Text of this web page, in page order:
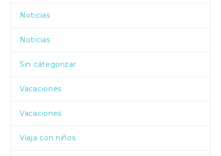
Noticias
Noticias
Sin categorizar
Vacaciones
Vacaciones
Viaja con niños